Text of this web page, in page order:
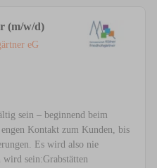
(m/w/d)
eG
sein – beginnend beim
Kontakt zum Kunden, bis
Es wird also nie
sein:Grabstätten